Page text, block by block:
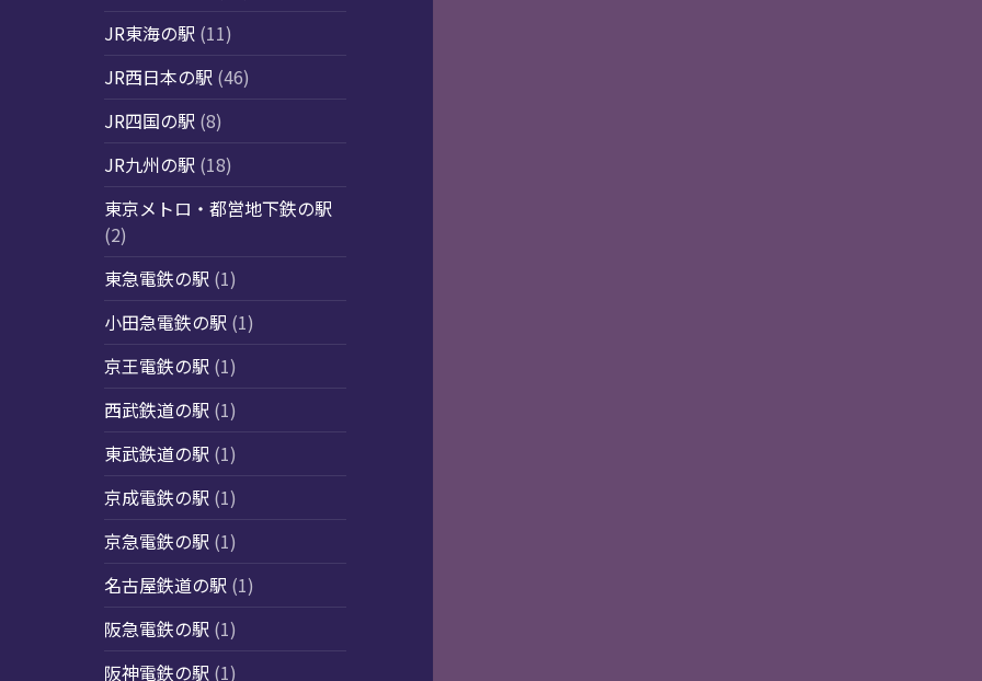
JR東海の駅 (11)
JR西日本の駅 (46)
JR四国の駅 (8)
JR九州の駅 (18)
東京メトロ・都営地下鉄の駅
(2)
東急電鉄の駅 (1)
小田急電鉄の駅 (1)
京王電鉄の駅 (1)
西武鉄道の駅 (1)
東武鉄道の駅 (1)
京成電鉄の駅 (1)
京急電鉄の駅 (1)
名古屋鉄道の駅 (1)
阪急電鉄の駅 (1)
阪神電鉄の駅 (1)